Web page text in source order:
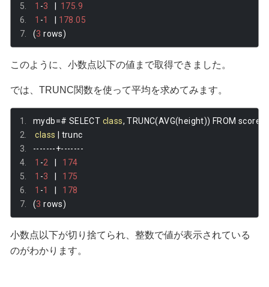
1 -3
175.9
1 -1
178.05
(3 rows)
このように、小数点以下の値まで取得できました。
では、TRUNC関数を使って平均を求めてみます。
mydb=# SELECT class, TRUNC(AVG(height)) FROM
class
trunc
-------+-------
1 -2
174
1 -3
175
1 -1
178
(3 rows)
小数点以下が切り捨てられ、整数で値が表示されている
のがわかります。